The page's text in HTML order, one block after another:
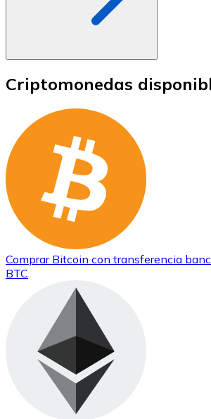
Criptomonedas
Comprar Bitcoin con transferencia
BTC